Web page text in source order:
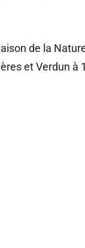
de la
et Verdun à